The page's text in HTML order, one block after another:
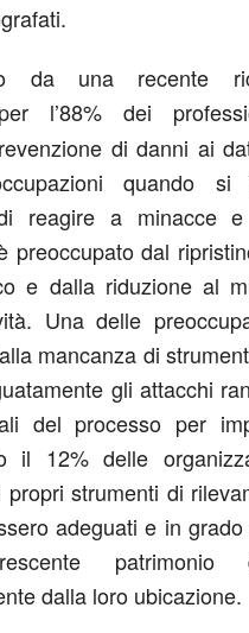
da una recente
l’88% dei
di danni ai
quando
reagire a minacce e
preoccupato dal
e dalla riduzione al
Una delle
mancanza di
gli attacchi
del processo per
il 12% delle
strumenti di
adeguati e in
patrimonio
dalla loro ubicazione.